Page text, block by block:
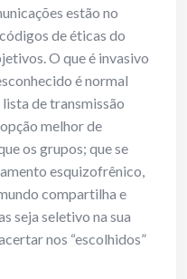
estão no
de éticas do
O que é invasivo
é normal
de transmissão
melhor de
os grupos; que se
esquizofrênico,
compartilha e
seja seletivo na sua
nos “escolhidos”